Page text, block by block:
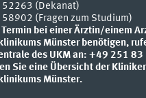
(Dekanat)
(Fragen zum Studium)
bei einer Ärztin/einem
Münster benötigen,
des UKM an: +49 251 83
Sie eine Übersicht der
Münster.